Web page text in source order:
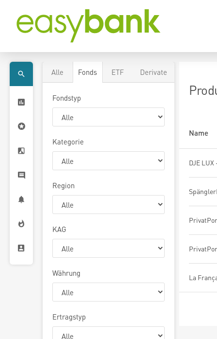
Alle Fonds ETF Derivate
Fondstyp
Kategorie
Region
KAG
Währung
Ertragstyp
Name
DJE LUX